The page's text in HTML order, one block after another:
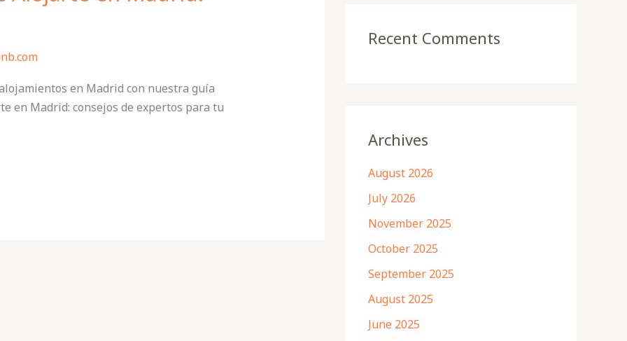
en Madrid con nuestra guía
en Madrid: consejos de expertos para tu
Recent Comments
Archives
August 2026
July 2026
November 2025
October 2025
September 2025
August 2025
June 2025